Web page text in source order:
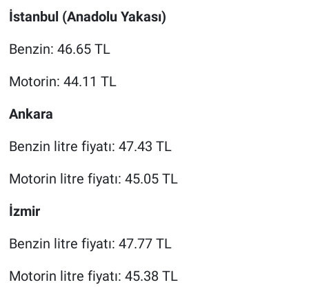
İstanbul (Anadolu Yakası)
Benzin: 46.65 TL
Motorin: 44.11 TL
Ankara
Benzin litre fiyatı: 47.43 TL
Motorin litre fiyatı: 45.05 TL
İzmir
Benzin litre fiyatı: 47.77 TL
Motorin litre fiyatı: 45.38 TL
Teknoloji